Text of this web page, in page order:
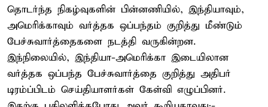
தொடர்ந்த நிகழ்வுகளின் பின்னணியில், இந்தியாவும்,
அமெரிக்காவும் வர்த்தக ஒப்பந்தம் குறித்து மீண்டும்
பேச்சுவார்த்தைகளை நடத்தி வருகின்றன.
இந்நிலையில், இந்தியா-அமெரிக்கா இடையிலான
வர்த்தக ஒப்பந்த பேச்சுவார்த்தை குறித்து அதிபர்
டிரம்ப்பிடம் செய்தியாளர்கள் கேள்வி எழுப்பினர்.